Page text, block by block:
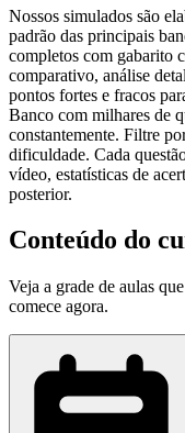
Nossos simulados são
padrão das principais
completos com gabarito
comparativo, análise
pontos fortes e fracos
Banco com milhares de
constantemente. Filtre
dificuldade. Cada
vídeo, estatísticas de
posterior.
Conteúdo do
Veja a grade de aulas
comece agora.